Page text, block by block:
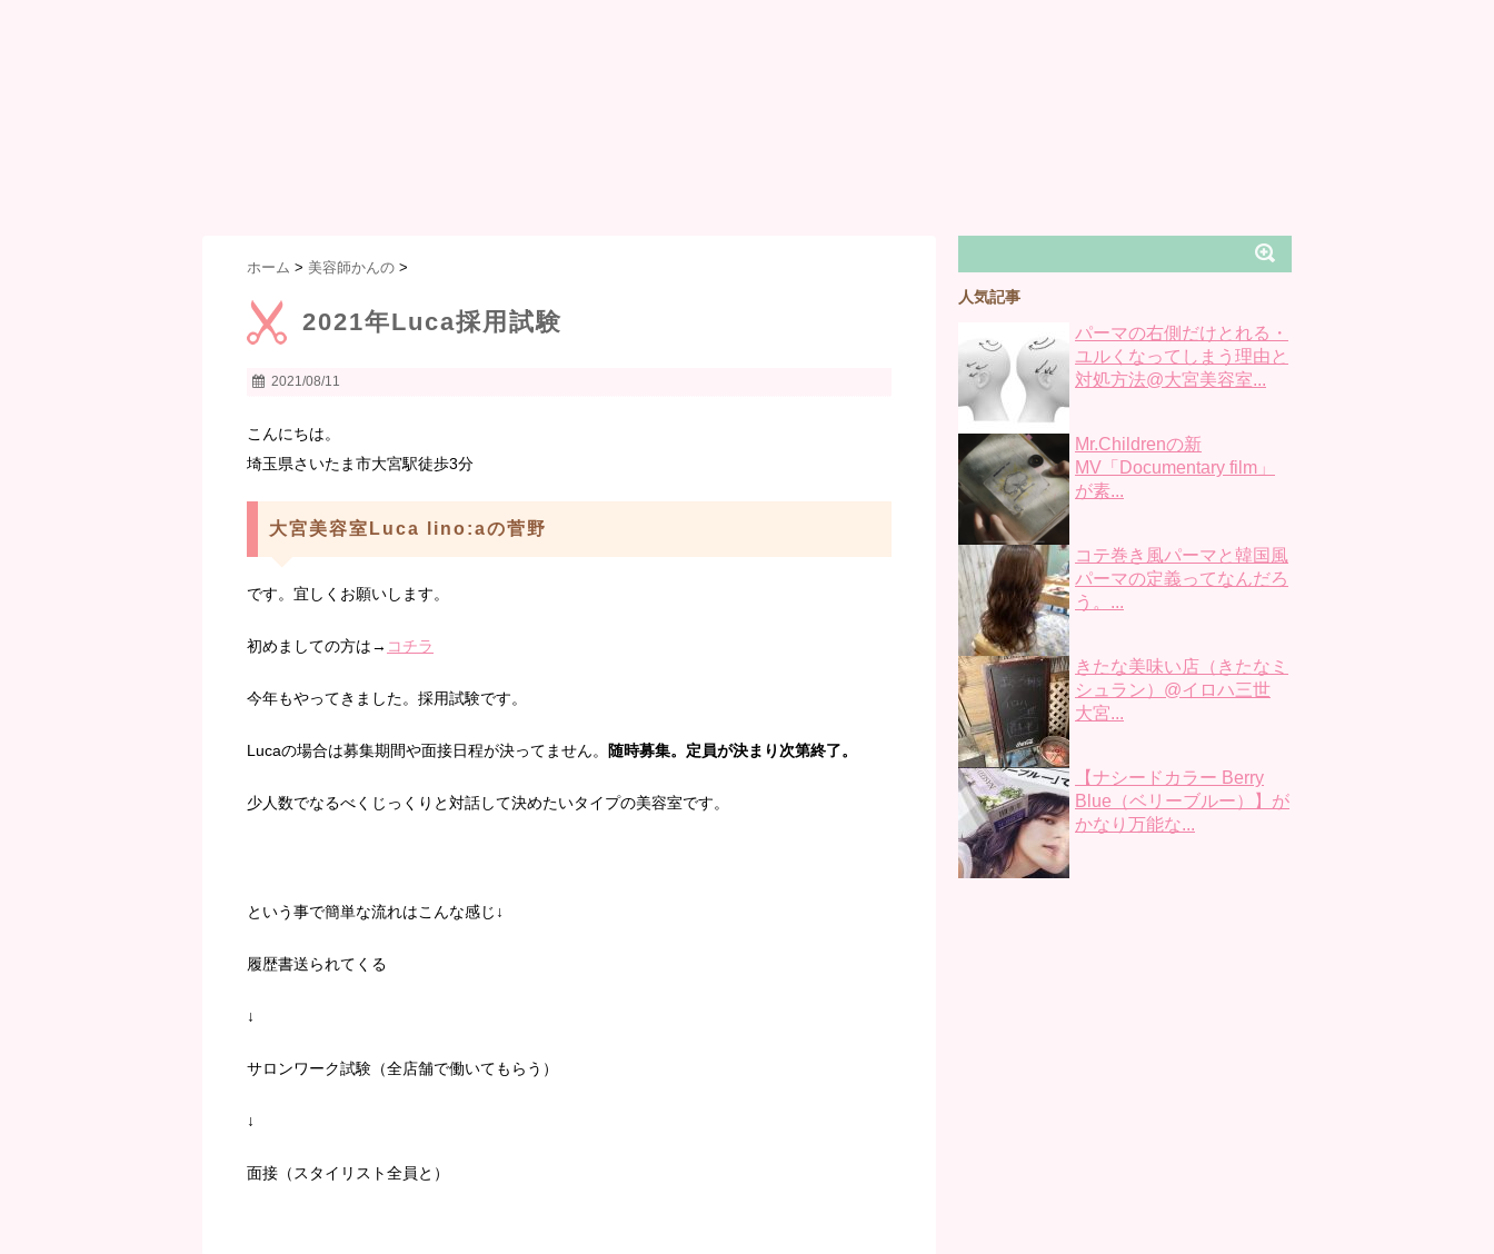
ホーム > 美容師かんの >
2021年Luca採用試験
2021/08/11
こんにちは。
埼玉県さいたま市大宮駅徒歩3分
大宮美容室Luca lino:aの菅野
です。宜しくお願いします。
初めましての方は→ コチラ
今年もやってきました。採用試験です。
Lucaの場合は募集期間や面接日程が決ってません。 随時募集。定員が決まり次第終了。
少人数でなるべくじっくりと対話して決めたいタイプの美容室です。
という事で簡単な流れはこんな感じ↓
履歴書送られてくる
↓
サロンワーク試験（全店舗で働いてもらう）
↓
面接（スタイリスト全員と）
人気記事
パーマの右側だけとれる・
ユルくなってしまう理由と
対処方法@大宮美容室...
Mr.Childrenの新
MV「Documentary film」
が素...
コテ巻き風パーマと韓国風
パーマの定義ってなんだろ
う。...
きたな美味い店（きたなミ
シュラン）@イロハ三世
大宮...
【ナシードカラー Berry
Blue（ベリーブルー）】が
かなり万能な...